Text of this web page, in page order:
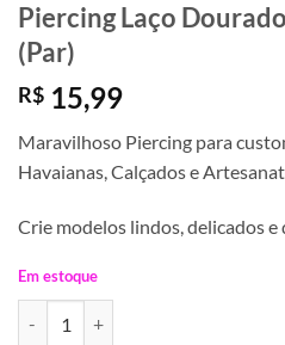
Piercing Laço
(Par)
R$ 15,99
Maravilhoso Piercing para
Havaianas, Calçados e
Crie modelos lindos, delicados
Em estoque